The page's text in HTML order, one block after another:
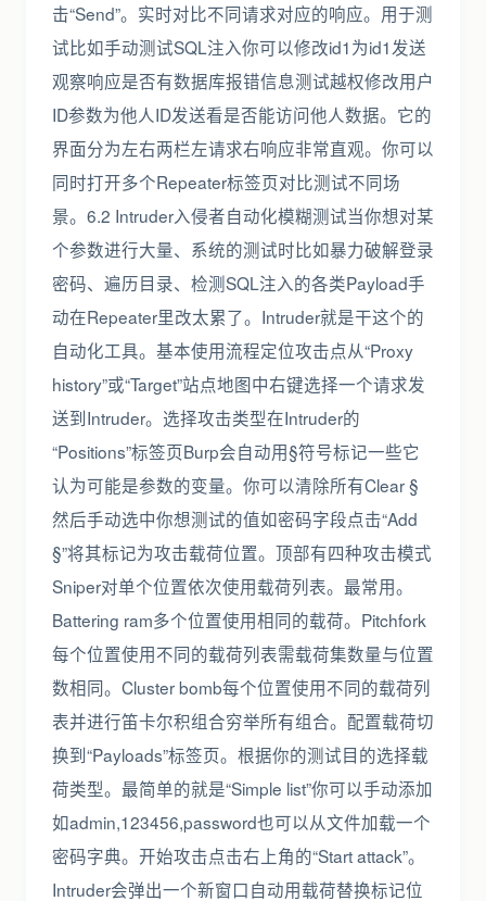
击“Send”。实时对比不同请求对应的响应。用于测
试比如手动测试SQL注入你可以修改id1为id1发送
观察响应是否有数据库报错信息测试越权修改用户
ID参数为他人ID发送看是否能访问他人数据。它的
界面分为左右两栏左请求右响应非常直观。你可以
同时打开多个Repeater标签页对比测试不同场
景。6.2 Intruder入侵者自动化模糊测试当你想对某
个参数进行大量、系统的测试时比如暴力破解登录
密码、遍历目录、检测SQL注入的各类Payload手
动在Repeater里改太累了。Intruder就是干这个的
自动化工具。基本使用流程定位攻击点从“Proxy
history”或“Target”站点地图中右键选择一个请求发
送到Intruder。选择攻击类型在Intruder的
“Positions”标签页Burp会自动用§符号标记一些它
认为可能是参数的变量。你可以清除所有Clear §
然后手动选中你想测试的值如密码字段点击“Add
§”将其标记为攻击载荷位置。顶部有四种攻击模式
Sniper对单个位置依次使用载荷列表。最常用。
Battering ram多个位置使用相同的载荷。Pitchfork
每个位置使用不同的载荷列表需载荷集数量与位置
数相同。Cluster bomb每个位置使用不同的载荷列
表并进行笛卡尔积组合穷举所有组合。配置载荷切
换到“Payloads”标签页。根据你的测试目的选择载
荷类型。最简单的就是“Simple list”你可以手动添加
如admin,123456,password也可以从文件加载一个
密码字典。开始攻击点击右上角的“Start attack”。
Intruder会弹出一个新窗口自动用载荷替换标记位